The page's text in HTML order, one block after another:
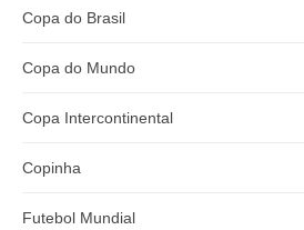
Copa do Brasil
Copa do Mundo
Copa Intercontinental
Copinha
Futebol Mundial